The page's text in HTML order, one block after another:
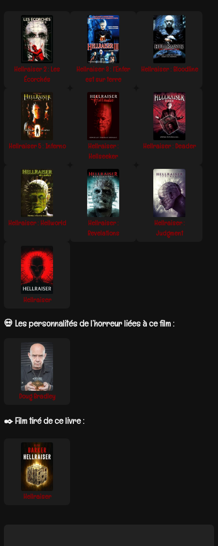
Hellraiser 2 : Les
Écorchés
Hellraiser 3 : l’Enfer
est sur terre
Hellraiser : Bloodline
Hellraiser 5 : Inferno
Hellraiser :
Hellseeker
Hellraiser : Deader
Hellraiser : Hellworld
Hellraiser :
Revelations
Hellraiser :
Judgment
Hellraiser
💀 Les personnalités de l’horreur liées à ce film :
Doug Bradley
✒️ Film tiré de ce livre :
Hellraiser